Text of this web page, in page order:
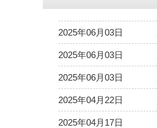
2025年06月03日
2025年06月03日
2025年06月03日
2025年04月22日
2025年04月17日